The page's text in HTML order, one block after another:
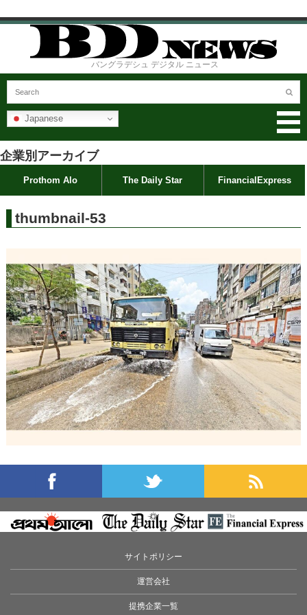
バングラデシュ デジタル ニュース
Japanese
企業別アーカイブ
Prothom Alo The Daily Star FinancialExpress
thumbnail-53
サイトポリシー
運営会社
提携企業一覧